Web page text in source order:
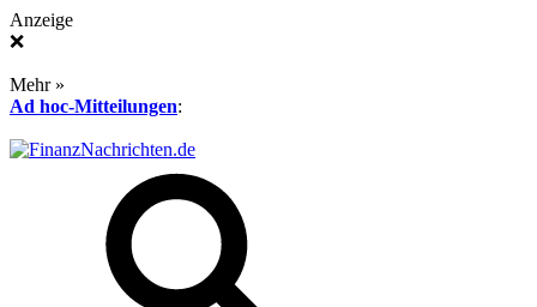
Anzeige
❌
Mehr »
Ad hoc-Mitteilungen: